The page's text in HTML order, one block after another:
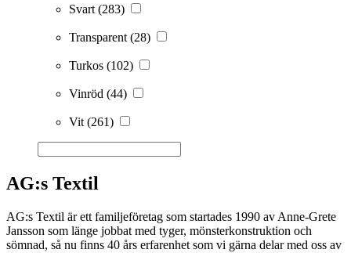
Svart (283)
Transparent (28)
Turkos (102)
Vinröd (44)
Vit (261)
AG:s Textil
AG:s Textil är ett familjeföretag som startades 1990 av Anne-Grete
Jansson som länge jobbat med tyger, mönsterkonstruktion och
sömnad, så nu finns 40 års erfarenhet som vi gärna delar med oss av